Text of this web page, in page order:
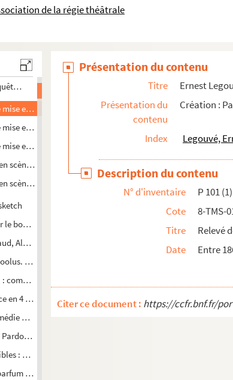
de la régie théâtrale
Jeffrey Aspern : pièce en 3 actes. 1961
comédie en 3 actes. 1862
: comédie en 3 actes. 1920
: comédie en 3 actes en prose. 1855
en scène. 1
en scène. 2
en scène. 3
scène. 4
scène. 5
bout du nez : comédie-vaudeville en 3 actes. 1927
Albert Barré. Le Paradis : pièce en 3 actes. 1895
Le paradis fermé : comédie en 3 actes. 1921
en 4 actes. 1933
en 4 actes et 5 tableaux. 1906
en 3 actes. 1895
madame ! : comédie en 3 actes. 1930
: pièce en 3 actes. 1938
: comédie en 3 actes. 1888
Présentation du contenu
Titre
Ernest
Présentation du
contenu
Création :
Index Legouvé,
Description du contenu
N° d'inventaire
P 101 (1)
Cote
8-TMS-
Titre
Relevé
Date
Entre
Citer ce document : https://ccfr.bnf.fr/